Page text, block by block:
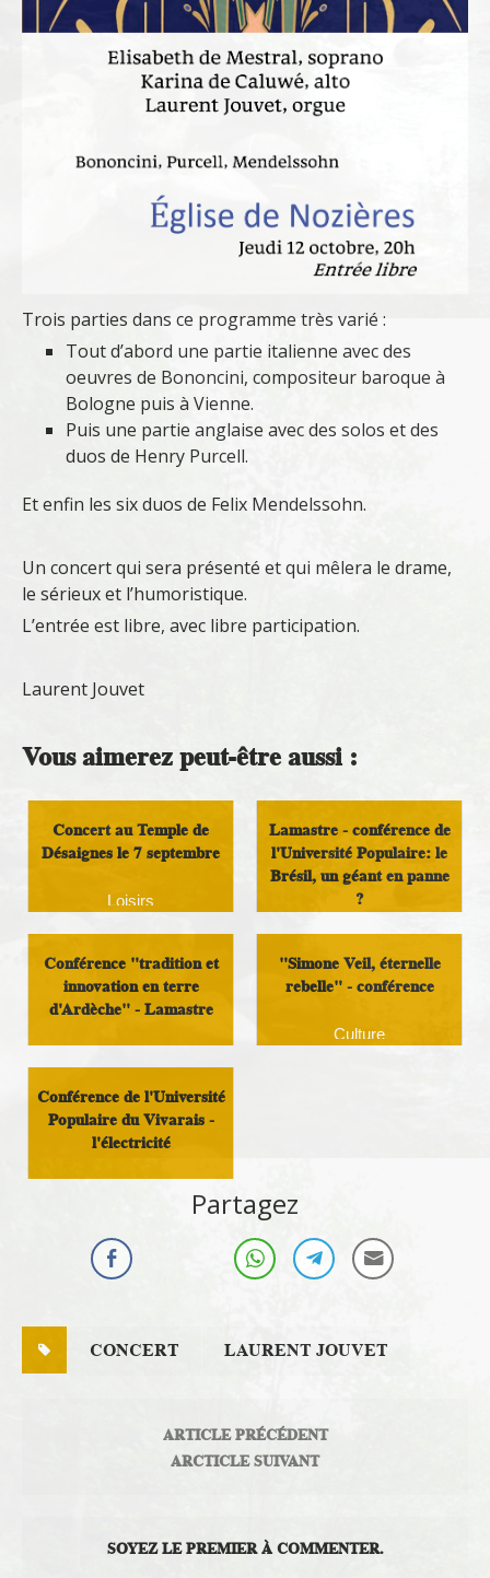
Trois parties dans ce programme très varié :
Tout d’abord une partie italienne avec des
oeuvres de Bononcini, compositeur baroque à
Bologne puis à Vienne.
Puis une partie anglaise avec des solos et des
duos de Henry Purcell.
Et enfin les six duos de Felix Mendelssohn.
Un concert qui sera présenté et qui mêlera le drame,
le sérieux et l’humoristique.
L’entrée est libre, avec libre participation.
Laurent Jouvet
Vous aimerez peut-être aussi :
Concert au Temple de
Désaignes le 7 septembre
Loisirs
Lamastre - conférence de
l'Université Populaire: le
Brésil, un géant en panne
?
Conférence "tradition et
innovation en terre
d'Ardèche" - Lamastre
"Simone Veil, éternelle
rebelle" - conférence
Culture
Conférence de l'Université
Populaire du Vivarais -
l'électricité
Partagez
CONCERT LAURENT JOUVET
ARTICLE PRÉCÉDENT
ARCTICLE SUIVANT
SOYEZ LE PREMIER À COMMENTER.